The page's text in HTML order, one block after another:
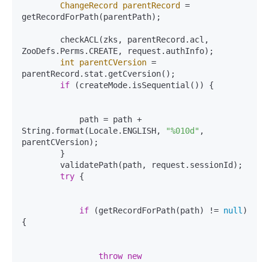
ChangeRecord
parentRecord
=
getRecordForPath(parentPath);
ZooDefs.Perms.CREATE, request.authInfo);
int
parentCVersion =
parentRecord.stat.getCversion();
if (createMode.isSequential()) {
String.format(Locale.ENGLISH,
"%010d" ,
parentCVersion);
try {
if (getRecordForPath(path) != null )
{
throw new